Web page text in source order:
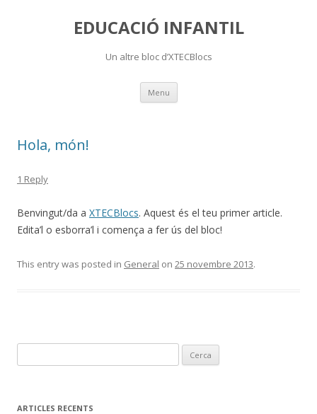
EDUCACIÓ INFANTIL
Un altre bloc d’XTECBlocs
Menu Skip
content
Hola, món!
1 Reply
Benvingut/da a XTECBlocs. Aquest és el teu primer article.
Edita’l o esborra’l i comença a fer ús del bloc!
This entry was posted in General on 25 novembre 2013.
e
c
ARTICLES RECENTS